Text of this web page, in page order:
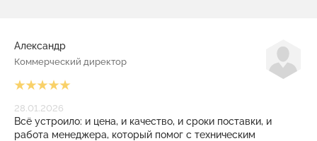
Александр
Коммерческий директор
28.01.2026
Всё устроило: и цена, и качество, и сроки поставки, и
работа менеджера, который помог с техническим